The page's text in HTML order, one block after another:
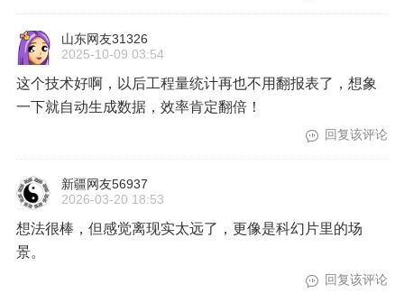
山东网友31326
2025-10-09 03:54
这个技术好啊，以后工程量统计再也不用翻报表了，想象
一下就自动生成数据，效率肯定翻倍！
回复该评论
新疆网友56937
2026-03-20 18:53
想法很棒，但感觉离现实太远了，更像是科幻片里的场
景。
回复该评论